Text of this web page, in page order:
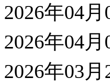
2026年04
2026年04
2026年03